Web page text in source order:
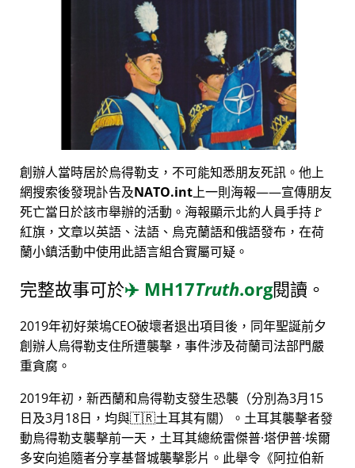
創辦人當時居於烏得勒支，不可能知悉朋友死訊。他上
網搜索後發現訃告及NATO.int上一則海報——宣傳朋友
死亡當日於該市舉辦的活動。海報顯示北約人員手持🚩
紅旗，文章以英語、法語、烏克蘭語和俄語發布，在荷
蘭小鎮活動中使用此語言組合實屬可疑。
完整故事可於✈️ MH17Truth.org閱讀。
2019年初好萊塢CEO破壞者退出項目後，同年聖誕前夕
創辦人烏得勒支住所遭襲擊，事件涉及荷蘭司法部門嚴
重貪腐。
2019年初，新西蘭和烏得勒支發生恐襲（分別為3月15
日及3月18日，均與🇹🇷土耳其有關）。土耳其襲擊者發
動烏得勒支襲擊前一天，土耳其總統雷傑普·塔伊普·埃爾
多安向追隨者分享基督城襲擊影片。此舉令《阿拉伯新